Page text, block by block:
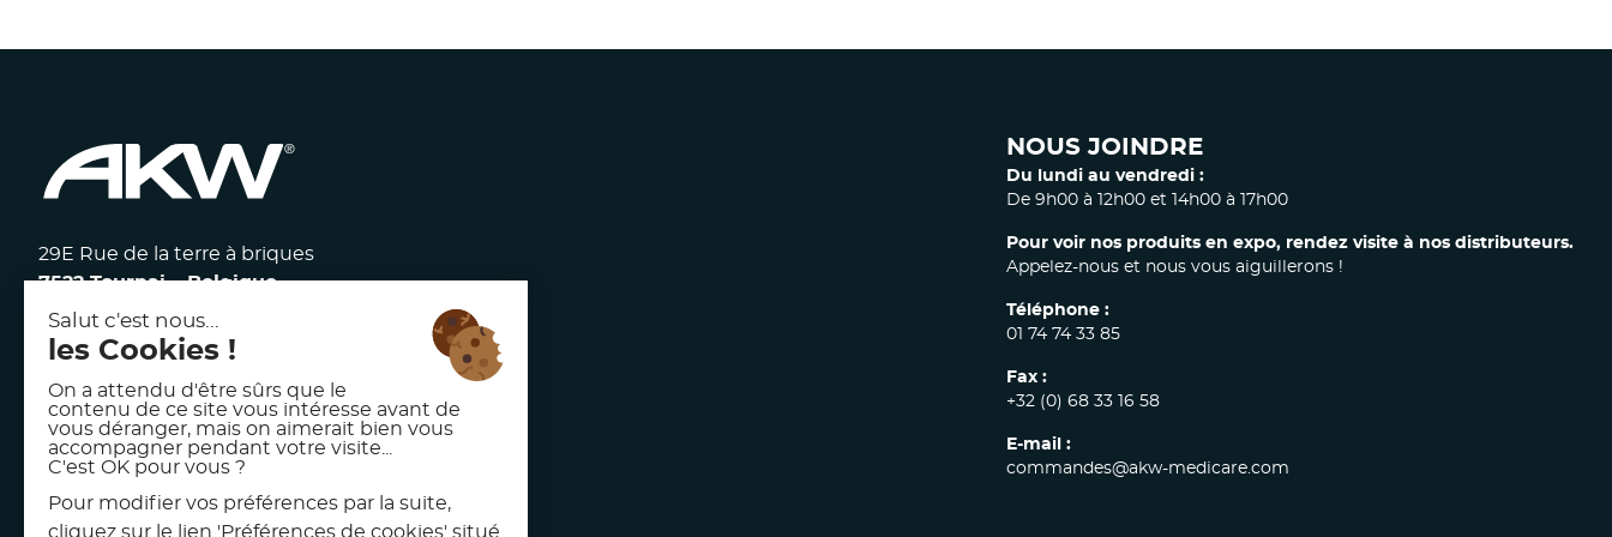
29E Rue de la terre à briques
7522 Tournai – Belgique
117 avenue Victor Hugo
92100 Boulogne Billancourt – France
facebook
linkedin
instagram
NOUS JOINDRE
Du lundi au vendredi :
De 9h00 à 12h00 et 14h00 à 17h00
Pour voir nos produits en expo, rendez visite à nos distributeurs.
Appelez-nous et nous vous aiguillerons !
Téléphone :
01 74 74 33 85
Fax :
+32 (0) 68 33 16 58
E-mail :
commandes@akw-medicare.com